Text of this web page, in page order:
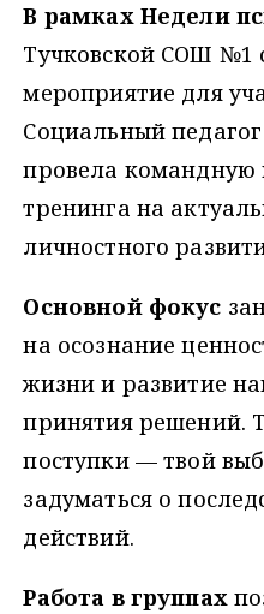
В рамках Недели
Тучковской СОШ №1
мероприятие для
Социальный
провела командную
тренинга на
личностного
Основной фокус
на осознание
жизни и развитие
принятия решений.
поступки — твой
задуматься о
действий.
Работа в группах